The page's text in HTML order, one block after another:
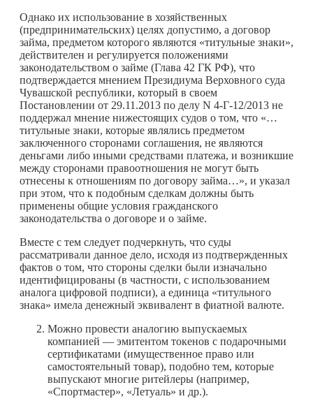
Однако их использование в хозяйственных
(предпринимательских) целях допустимо, а договор
займа, предметом которого являются «титульные знаки»,
действителен и регулируется положениями
законодательством о займе (Глава 42 ГК РФ), что
подтверждается мнением Президиума Верховного суда
Чувашской республики, который в своем
Постановлении от 29.11.2013 по делу N 4-Г-12/2013 не
поддержал мнение нижестоящих судов о том, что «…
титульные знаки, которые являлись предметом
заключенного сторонами соглашения, не являются
деньгами либо иными средствами платежа, и возникшие
между сторонами правоотношения не могут быть
отнесены к отношениям по договору займа…», и указал
при этом, что к подобным сделкам должны быть
применены общие условия гражданского
законодательства о договоре и о займе.
Вместе с тем следует подчеркнуть, что суды
рассматривали данное дело, исходя из подтвержденных
фактов о том, что стороны сделки были изначально
идентифицированы (в частности, с использованием
аналога цифровой подписи), а единица «титульного
знака» имела денежный эквивалент в фиатной валюте.
Можно провести аналогию выпускаемых
компанией — эмитентом токенов с подарочными
сертификатами (имущественное право или
самостоятельный товар), подобно тем, которые
выпускают многие ритейлеры (например,
«Спортмастер», «Летуаль» и др.).